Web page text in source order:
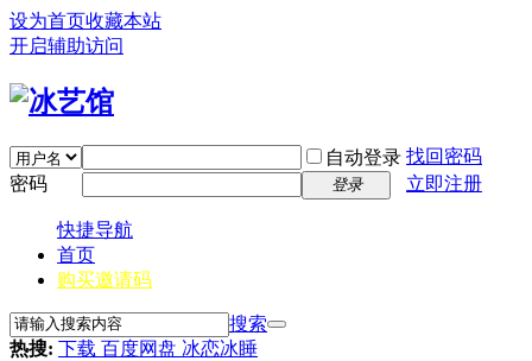
设为首页收藏本站
开启辅助访问
自动登录 找回密码
密码
登录 立即注册
快捷导航
首页
购买邀请码
搜索
热搜: 下载 百度网盘 冰恋冰睡